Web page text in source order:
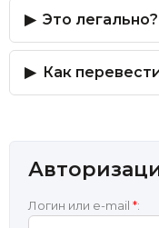
Это легально?
Как
Логин или e-mail *: